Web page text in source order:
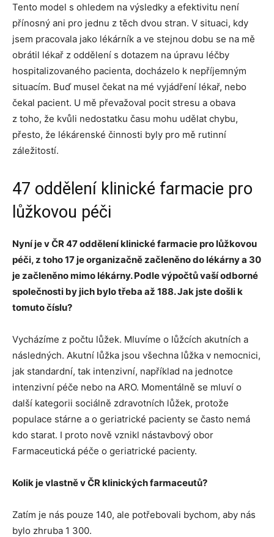
Tento model s ohledem na výsledky a efektivitu není
přínosný ani pro jednu z těch dvou stran. V situaci, kdy
jsem pracovala jako lékárník a ve stejnou dobu se na mě
obrátil lékař z oddělení s dotazem na úpravu léčby
hospitalizovaného pacienta, docházelo k nepříjemným
situacím. Buď musel čekat na mé vyjádření lékař, nebo
čekal pacient. U mě převažoval pocit stresu a obava
z toho, že kvůli nedostatku času mohu udělat chybu,
přesto, že lékárenské činnosti byly pro mě rutinní
záležitostí.
47 oddělení klinické farmacie pro
lůžkovou péči
Nyní je v ČR 47 oddělení klinické farmacie pro lůžkovou
péči, z toho 17 je organizačně začleněno do lékárny a 30
je začleněno mimo lékárny. Podle výpočtů vaší odborné
společnosti by jich bylo třeba až 188. Jak jste došli k
tomuto číslu?
Vycházíme z počtu lůžek. Mluvíme o lůžcích akutních a
následných. Akutní lůžka jsou všechna lůžka v nemocnici,
jak standardní, tak intenzivní, například na jednotce
intenzivní péče nebo na ARO. Momentálně se mluví o
další kategorii sociálně zdravotních lůžek, protože
populace stárne a o geriatrické pacienty se často nemá
kdo starat. I proto nově vznikl nástavbový obor
Farmaceutická péče o geriatrické pacienty.
Kolik je vlastně v ČR klinických farmaceutů?
Zatím je nás pouze 140, ale potřebovali bychom, aby nás
bylo zhruba 1 300.